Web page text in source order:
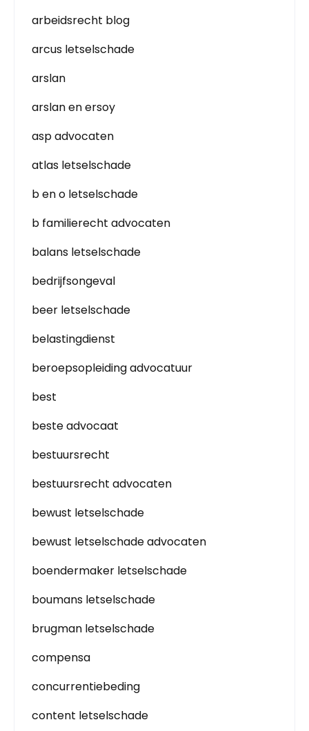
arbeidsrecht blog
arcus letselschade
arslan
arslan en ersoy
asp advocaten
atlas letselschade
b en o letselschade
b familierecht advocaten
balans letselschade
bedrijfsongeval
beer letselschade
belastingdienst
beroepsopleiding advocatuur
best
beste advocaat
bestuursrecht
bestuursrecht advocaten
bewust letselschade
bewust letselschade advocaten
boendermaker letselschade
boumans letselschade
brugman letselschade
compensa
concurrentiebeding
content letselschade